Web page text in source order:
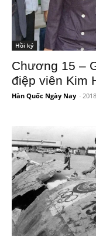
Hồi ký
Chương 15 –
điệp viên Kim
Hàn Quốc Ngày Nay -